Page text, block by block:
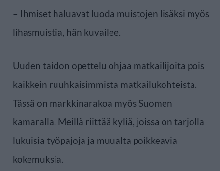
– Ihmiset haluavat luoda muistojen lisäksi myös
lihasmuistia, hän kuvailee.
Uuden taidon opettelu ohjaa matkailijoita pois
kaikkein ruuhkaisimmista matkailukohteista.
Tässä on markkinarakoa myös Suomen
kamaralla. Meillä riittää kyliä, joissa on tarjolla
lukuisia työpajoja ja muualta poikkeavia
kokemuksia.